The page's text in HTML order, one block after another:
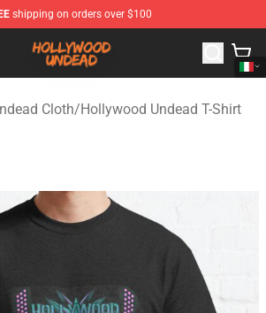
shipping on orders over $100
Shop - Official Hollywood Undead
Cloth/Hollywood Undead T-Shirt